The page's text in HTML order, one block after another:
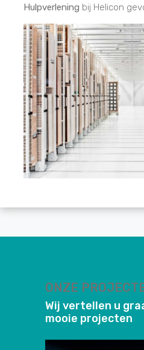
Hulpverlening bij Helicon
ONZE
Wij vertellen u
mooie projecten